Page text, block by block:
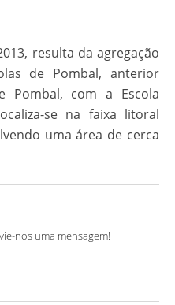
resulta da agregação
de Pombal, anterior
Pombal, com a Escola
se na faixa litoral
uma área de cerca
nos uma mensagem!